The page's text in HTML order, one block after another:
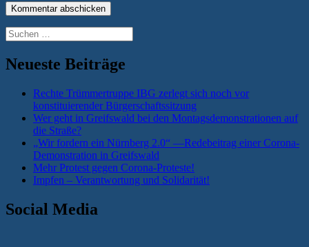
Suchen
nach:
Neueste Beiträge
Rechte Trümmertruppe IBG zerlegt sich noch vor
konstituierender Bürgerschaftssitzung
Wer geht in Greifswald bei den Montagsdemonstrationen auf
die Straße?
„Wir fordern ein Nürnberg 2.0“ —Redebeitrag einer Corona-
Demonstration in Greifswald
Mehr Protest gegen Corona-Proteste!
Impfen – Verantwortung und Solidarität!
Social Media